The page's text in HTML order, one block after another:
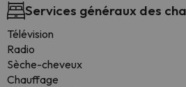
Services généraux des
Télévision
Radio
Sèche-cheveux
Chauffage